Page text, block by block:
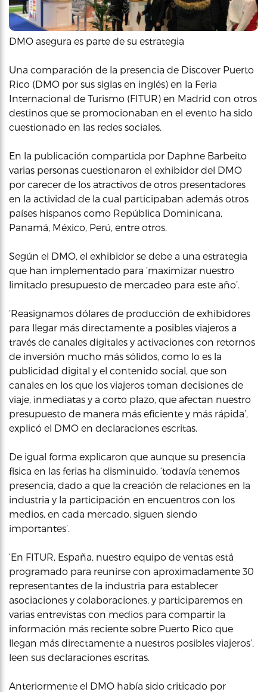
DMO asegura es parte de su estrategia
Una comparación de la presencia de Discover Puerto
Rico (DMO por sus siglas en inglés) en la Feria
Internacional de Turismo (FITUR) en Madrid con otros
destinos que se promocionaban en el evento ha sido
cuestionado en las redes sociales.
En la publicación compartida por Daphne Barbeito
varias personas cuestionaron el exhibidor del DMO
por carecer de los atractivos de otros presentadores
en la actividad de la cual participaban además otros
países hispanos como República Dominicana,
Panamá, México, Perú, entre otros.
Según el DMO, el exhibidor se debe a una estrategia
que han implementado para ‘maximizar nuestro
limitado presupuesto de mercadeo para este año’.
‘Reasignamos dólares de producción de exhibidores
para llegar más directamente a posibles viajeros a
través de canales digitales y activaciones con retornos
de inversión mucho más sólidos, como lo es la
publicidad digital y el contenido social, que son
canales en los que los viajeros toman decisiones de
viaje, inmediatas y a corto plazo, que afectan nuestro
presupuesto de manera más eficiente y más rápida’,
explicó el DMO en declaraciones escritas.
De igual forma explicaron que aunque su presencia
física en las ferias ha disminuido, ‘todavía tenemos
presencia, dado a que la creación de relaciones en la
industria y la participación en encuentros con los
medios, en cada mercado, siguen siendo
importantes’.
‘En FITUR, España, nuestro equipo de ventas está
programado para reunirse con aproximadamente 30
representantes de la industria para establecer
asociaciones y colaboraciones, y participaremos en
varias entrevistas con medios para compartir la
información más reciente sobre Puerto Rico que
llegan más directamente a nuestros posibles viajeros’,
leen sus declaraciones escritas.
Anteriormente el DMO había sido criticado por